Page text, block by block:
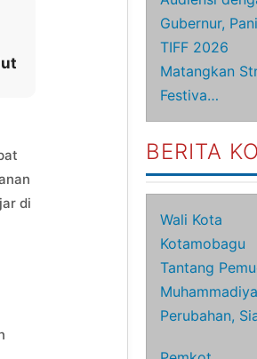
di
Gubernur,
TIFF 2026
Matangkan
Festiva…
BERITA
Wali Kota
Kotamobagu
Tantang
Perubahan,